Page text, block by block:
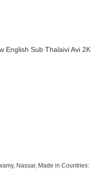
Nassar, Made in Countries: